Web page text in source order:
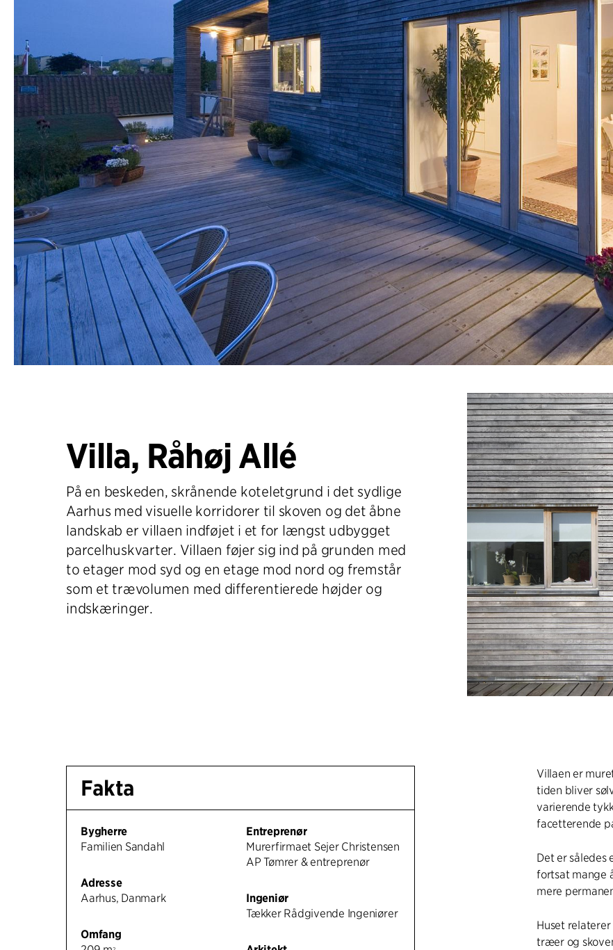
Villa, Råhøj Allé
På en beskeden, skrånende koteletgrund i det sydlige
Aarhus med visuelle korridorer til skoven og det åbne
landskab er villaen indføjet i et for længst udbygget
parcelhuskvarter. Villaen føjer sig ind på grunden med
to etager mod syd og en etage mod nord og fremstår
som et trævolumen med differentierede højder og
indskæringer.
Fakta
Bygherre
Familien Sandahl
Adresse
Aarhus, Danmark
Omfang
Entreprenør
Murerfirmaet Sejer Christensen
AP Tømrer & entreprenør
Ingeniør
Tækker Rådgivende Ingeniører
Villaen er
tiden bliver
varierende
facetterende
Det er således
fortsat mange
mere
Huset
træer og